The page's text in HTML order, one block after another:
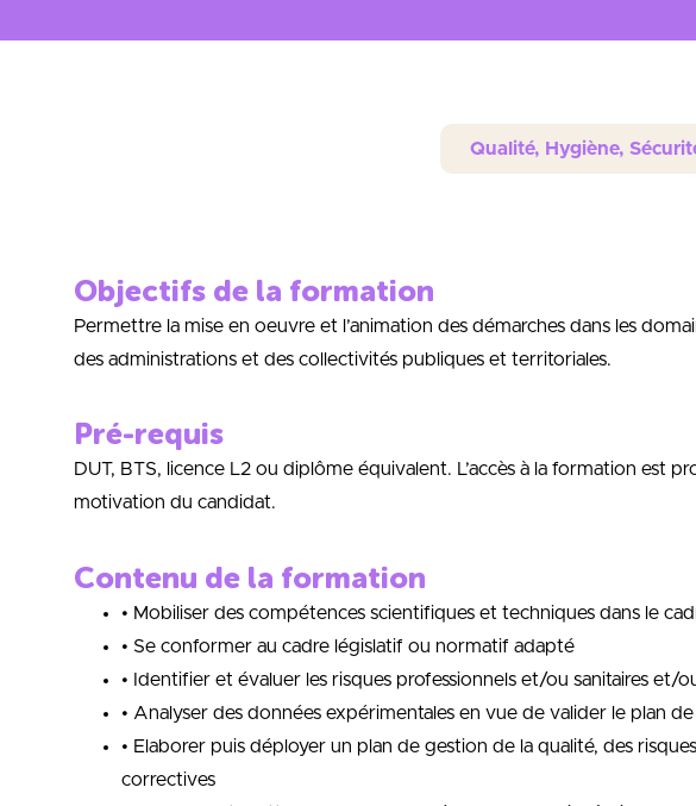
Qualité, Hygiène,
Objectifs de la formation
Permettre la mise en oeuvre et l’animation des démarches dans les
des administrations et des collectivités publiques et territoriales.
Pré-requis
DUT, BTS, licence L2 ou diplôme équivalent. L’accès à la formation est
motivation du candidat.
Contenu de la formation
• Mobiliser des compétences scientifiques et techniques dans le
• Se conformer au cadre législatif ou normatif adapté
• Identifier et évaluer les risques professionnels et/ou sanitaires
• Analyser des données expérimentales en vue de valider le plan
• Elaborer puis déployer un plan de gestion de la qualité, des
correctives